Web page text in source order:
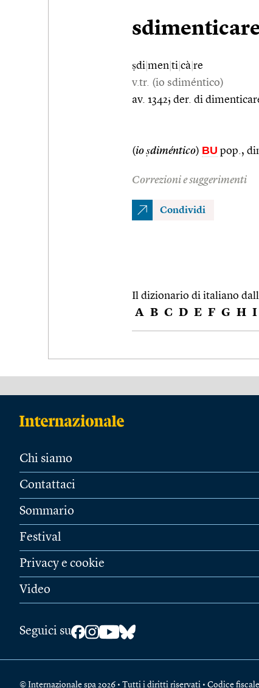
ṣdi men ti cà re
v.tr. (io sdiméntico)
av. 1342; der. di
(io ṣdiméntico) BU pop.,
Correzioni e suggerimenti
Condividi
Il dizionario di italiano
A B C D E F G H I
Chi siamo
Contattaci
Sommario
Festival
Privacy e cookie
Video
Seguici su
© Internazionale spa 2026 • Tutti i diritti riservati • Codice